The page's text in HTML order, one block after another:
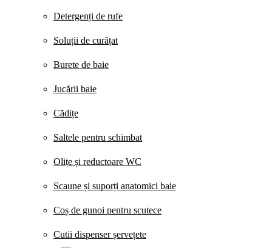
Detergenți de rufe
Soluții de curățat
Burete de baie
Jucării baie
Cădițe
Saltele pentru schimbat
Olițe și reductoare WC
Scaune și suporți anatomici baie
Coș de gunoi pentru scutece
Cutii dispenser șervețete